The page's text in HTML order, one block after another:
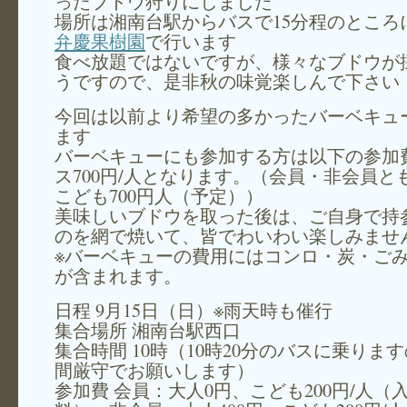
場所は湘南台駅からバスで15分程のところ
弁慶果樹園で行います
食べ放題ではないですが、様々なブドウが
うですので、是非秋の味覚楽しんで下さい
今回は以前より希望の多かったバーベキュ
ます
バーベキューにも参加する方は以下の参加
ス700円/人となります。（会員・非会員と
こども700円人（予定））
美味しいブドウを取った後は、ご自身で持
のを網で焼いて、皆でわいわい楽しみませ
※バーベキューの費用にはコンロ・炭・ご
が含まれます。
日程 9月15日（日）※雨天時も催行
集合場所 湘南台駅西口
集合時間 10時（10時20分のバスに乗りま
間厳守でお願いします）
参加費 会員：大人0円、こども200円/人（